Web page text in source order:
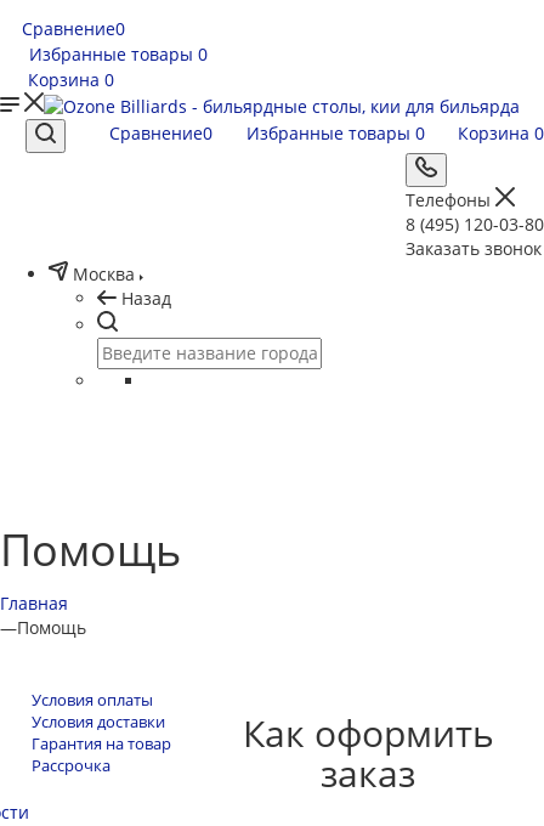
Сравнение0
Избранные товары 0
Корзина 0
Сравнение0 Избранные товары 0 Корзина 0
Телефоны
8 (495) 120-03-80
Заказать звонок
Москва
Назад
Помощь
Главная
—Помощь
Как оформить
заказ
Условия оплаты
Условия доставки
Гарантия на товар
Рассрочка